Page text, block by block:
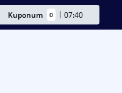
Kuponum 0 07:40